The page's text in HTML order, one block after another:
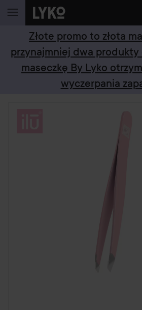
PRZEJDŹ DO TREŚCI
Złote promo to złota
przynajmniej dwa produkty
maseczkę By Lyko
wyczerpania